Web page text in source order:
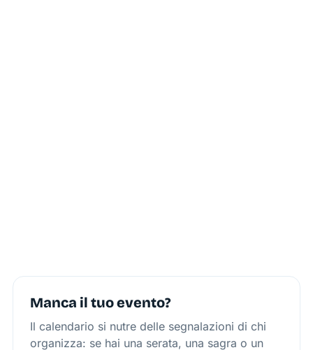
Manca il tuo evento?
Il calendario si nutre delle segnalazioni di chi
organizza: se hai una serata, una sagra o un